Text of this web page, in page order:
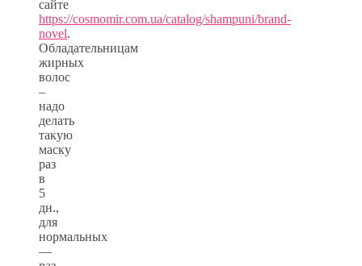
сайте
https://cosmomir.com.ua/catalog/shampuni/brand-
novel.
Обладательницам
жирных
волос
–
надо
делать
такую
маску
раз
в
5
дн.,
для
нормальных
—